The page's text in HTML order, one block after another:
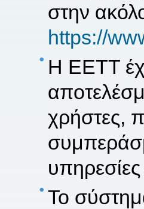
στην
https://
Η ΕΕΤΤ
χρήστες,
Το